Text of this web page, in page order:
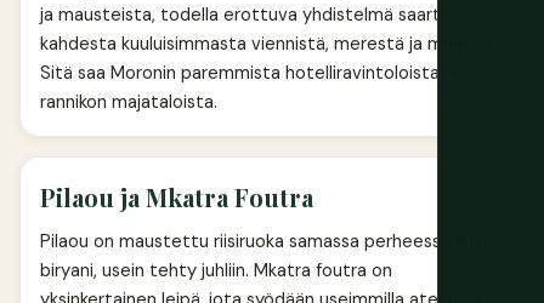
ja mausteista, todella erottuva yhdistelmä saarten
kahdesta kuuluisimmasta viennistä, merestä ja maasta.
Sitä saa Moronin paremmista hotelliravintoloista ja
rannikon majataloista.
Pilaou ja Mkatra Foutra
Pilaou on maustettu riisiruoka samassa perheessä kuin
biryani, usein tehty juhliin. Mkatra foutra on